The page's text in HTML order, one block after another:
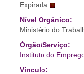
Expirada
Nível Orgânico:
Ministério do
Órgão/Serviço:
Instituto do
Vínculo: